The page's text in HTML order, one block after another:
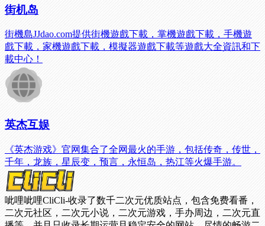
街机岛
街機島JJdao.com提供街機遊戲下載，掌機遊戲下載，手機遊
戲下載，家機遊戲下載，模擬器遊戲下載等遊戲大全資訊和下
載中心！
英杰互娱
《英杰游戏》官网集合了全网最火的手游，包括传奇，传世，
千年，龙族，星辰变，预言，永恒岛，热江等火爆手游。
呲哩呲哩CliCli-收录了数千二次元优质站点，包含免费看番，
二次元社区，二次元小说，二次元游戏，手办周边，二次元直